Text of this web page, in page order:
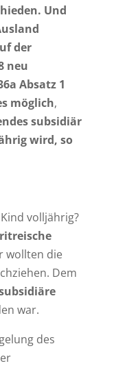
Und
der
neu
Absatz 1
möglich,
subsidiär
wird, so
volljährig?
wollten die
Dem
war.
des